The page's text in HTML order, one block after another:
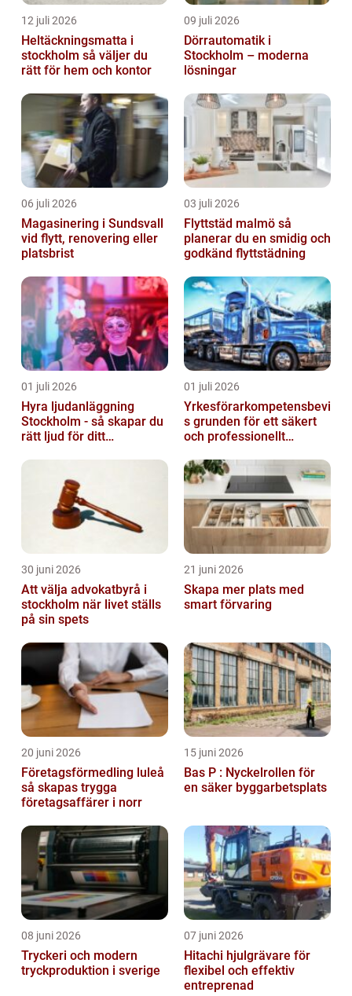
12 juli 2026
Heltäckningsmatta i
stockholm så väljer du
rätt för hem och kontor
09 juli 2026
Dörrautomatik i
Stockholm – moderna
lösningar
06 juli 2026
Magasinering i Sundsvall
vid flytt, renovering eller
platsbrist
03 juli 2026
Flyttstäd malmö så
planerar du en smidig och
godkänd flyttstädning
01 juli 2026
Hyra ljudanläggning
Stockholm - så skapar du
rätt ljud för ditt
01 juli 2026
Yrkesförarkompetensbevi
s grunden för ett säkert
och professionellt
30 juni 2026
Att välja advokatbyrå i
stockholm när livet ställs
på sin spets
21 juni 2026
Skapa mer plats med
smart förvaring
20 juni 2026
Företagsförmedling luleå
så skapas trygga
företagsaffärer i norr
15 juni 2026
Bas P : Nyckelrollen för
en säker byggarbetsplats
08 juni 2026
Tryckeri och modern
tryckproduktion i sverige
07 juni 2026
Hitachi hjulgrävare för
flexibel och effektiv
entreprenad